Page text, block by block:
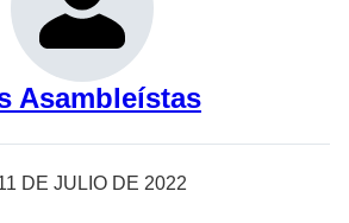
Asambleístas
DE JULIO DE 2022